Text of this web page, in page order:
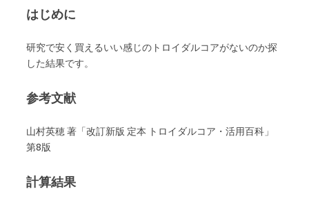
はじめに
研究で安く買えるいい感じのトロイダルコアがないのか探
した結果です。
参考文献
山村英穂 著「改訂新版 定本 トロイダルコア・活用百科」
第8版
計算結果